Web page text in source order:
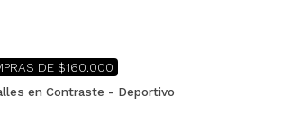
DE $160.000
en Contraste - Deportivo